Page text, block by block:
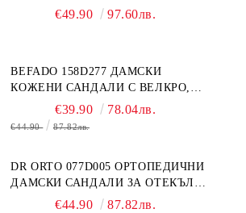
ЗА ГИПСИРАН ИЛИ СВРЪХ
€49.90 97.60лв.
BEFADO 158D277 ДАМСКИ
КОЖЕНИ САНДАЛИ С ВЕЛКРО,
€39.90 78.04лв.
€44.90 87.82лв.
DR ORTO 077D005 ОРТОПЕДИЧНИ
ДАМСКИ САНДАЛИ ЗА ОТЕКЪЛ
КРАК, БЕЖОВИ
€44.90 87.82лв.